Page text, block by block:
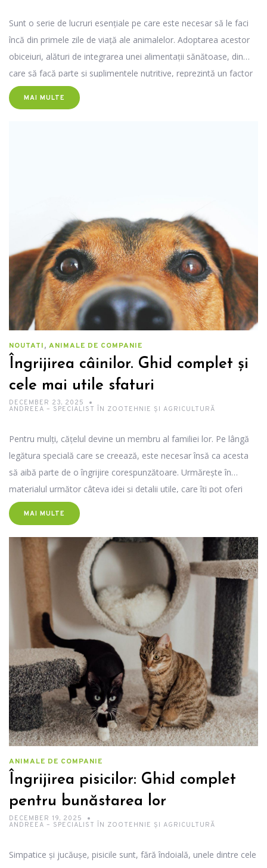
Sunt o serie de lucruri esențiale pe care este necesar să le faci
încă din primele zile de viață ale animalelor. Adoptarea acestor
obiceiuri, alături de integrarea unei alimentații sănătoase, din
care să facă parte și suplimentele nutritive, reprezintă un factor
major în proces. În materialul următor poți descoperi soluții,
recomandări de produse de la Super Farm Land și sfaturi utile
MAI MULTE
NOUTATI, ANIMALE DE COMPANIE
Îngrijirea câinilor. Ghid complet și
cele mai utile sfaturi
DECEMBER 23, 2025
ANDREEA – SPECIALIST ÎN ZOOTEHNIE ȘI AGRICULTURĂ
Pentru mulți, cățelul devine un membru al familiei lor. Pe lângă
legătura specială care se creează, este necesar însă ca acesta
să aibă parte de o îngrijire corespunzătoare. Urmărește în
materialul următor câteva idei și detalii utile, care îți pot oferi
suportul necesar de informații de care ai nevoie.
MAI MULTE
ANIMALE DE COMPANIE
Îngrijirea pisicilor: Ghid complet
pentru bunăstarea lor
DECEMBER 19, 2025
ANDREEA – SPECIALIST ÎN ZOOTEHNIE ȘI AGRICULTURĂ
Simpatice și jucăușe, pisicile sunt, fără îndoială, unele dintre cele